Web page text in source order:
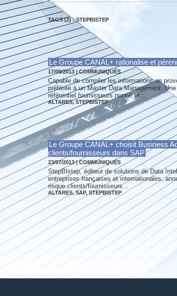
TAGS (2) : STEPBISTEP
Le Groupe CANAL+ rationalise et
17/09/2013 |COMMUNIQUÉS
Capable de compiler les informations en
préférée à un Master Data Management.
référentiel fournisseurs normé et...
ALTARES,STEPBISTEP
Le Groupe CANAL+ choisit Business
clients/fournisseurs dans SAP
23/07/2013|COMMUNIQUÉS
StepBIstep, éditeur de solutions de Data
entreprises françaises et internationales,
risque clients/fournisseurs...
ALTARES,SAP,STEPBISTEP